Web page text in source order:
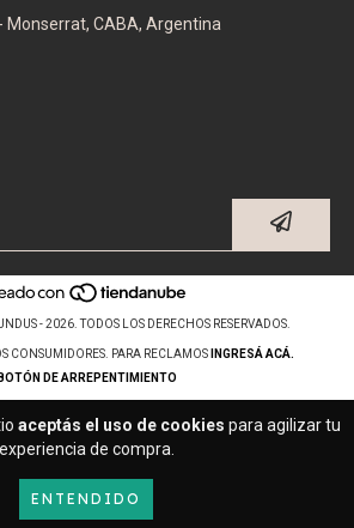
aceptás el uso de cookies para agilizar tu
experiencia de compra.
ENTENDIDO
Monserrat, CABA, Argentina
- 2026. TODOS LOS DERECHOS RESERVADOS.
CONSUMIDORES. PARA RECLAMOS
INGRESÁ ACÁ.
BOTÓN DE ARREPENTIMIENTO